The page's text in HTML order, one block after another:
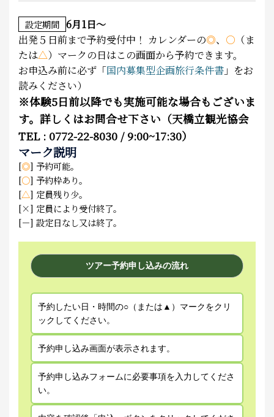
設定期間 6月1日～
出発５日前まで予約受付中！ カレンダーの◎、 ○ （ま
たは△）マークの日はこの画面から予約できます。
お申込み前に必ず「国内募集型企画旅行条件書 」をお
読みください）
※体験5日前以降でも実施可能な場合もございま
す。詳しくはお問合せ下さい（天橋立観光協会
TEL : 0772-22-8030 / 9:00~17:30）
マーク説明
[◎] 予約可能。
[○] 予約枠あり。
[△] 定員残り少。
[×] 定員により受付終了。
[－] 設定日なし又は終了。
ツアー予約申し込みの流れ
予約したい日・時間の○（または▲）マークをクリ
ックしてください。
予約申し込み画面が表示されます。
予約申し込みフォームに必要事項を入力してくださ
い。